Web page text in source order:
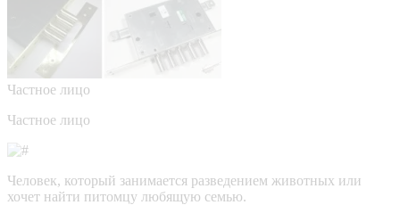
Частное лицо
Частное лицо
Человек, который занимается разведением животных или
хочет найти питомцу любящую семью.